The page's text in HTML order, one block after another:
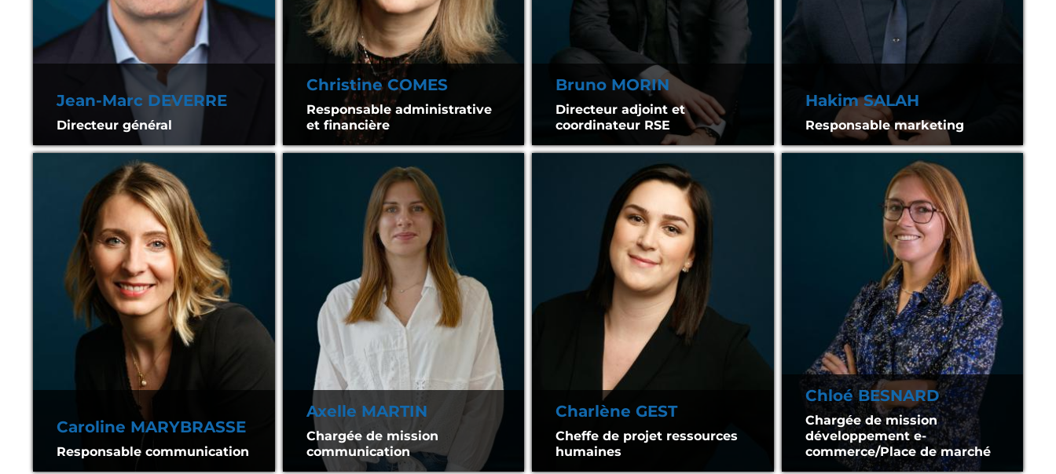
Jean-Marc DEVERRE
Directeur général
Christine COMES
Responsable administrative
et financière
Bruno MORIN
Directeur adjoint et
coordinateur RSE
Hakim SALAH
Responsable marketing
Caroline MARYBRASSE
Responsable communication
Axelle MARTIN
Chargée de mission
communication
Charlène GEST
Cheffe de projet ressources
humaines
Chloé BESNARD
Chargée de mission
développement e-
commerce/Place de marché